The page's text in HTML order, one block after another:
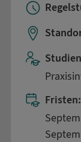
Fristen: